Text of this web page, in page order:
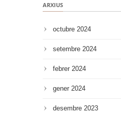
ARXIUS
octubre 2024
setembre 2024
febrer 2024
gener 2024
desembre 2023